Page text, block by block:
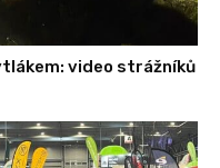
video strážníků